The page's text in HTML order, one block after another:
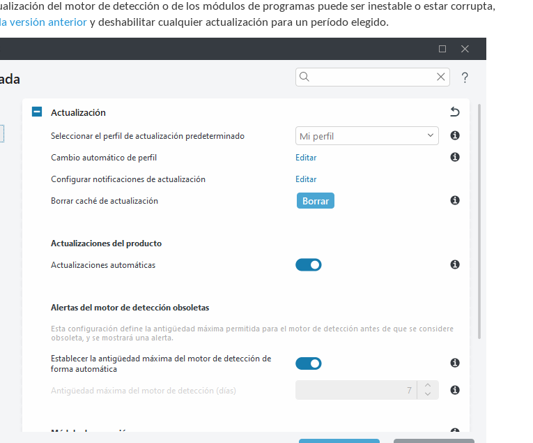
del motor de detección o de los módulos de programas puede ser inestable o estar corrupta,
versión anterior y deshabilitar cualquier actualización para un período elegido.